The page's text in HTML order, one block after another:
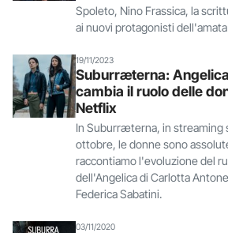
Spoleto, Nino Frassica, la
ai nuovi protagonisti
19/11/2023
Suburræterna:
cambia il ruolo delle
Netflix
In Suburræterna, in streaming
ottobre, le donne sono
raccontiamo l'evoluzione del
dell'Angelica di Carlotta
Federica Sabatini.
03/11/2020